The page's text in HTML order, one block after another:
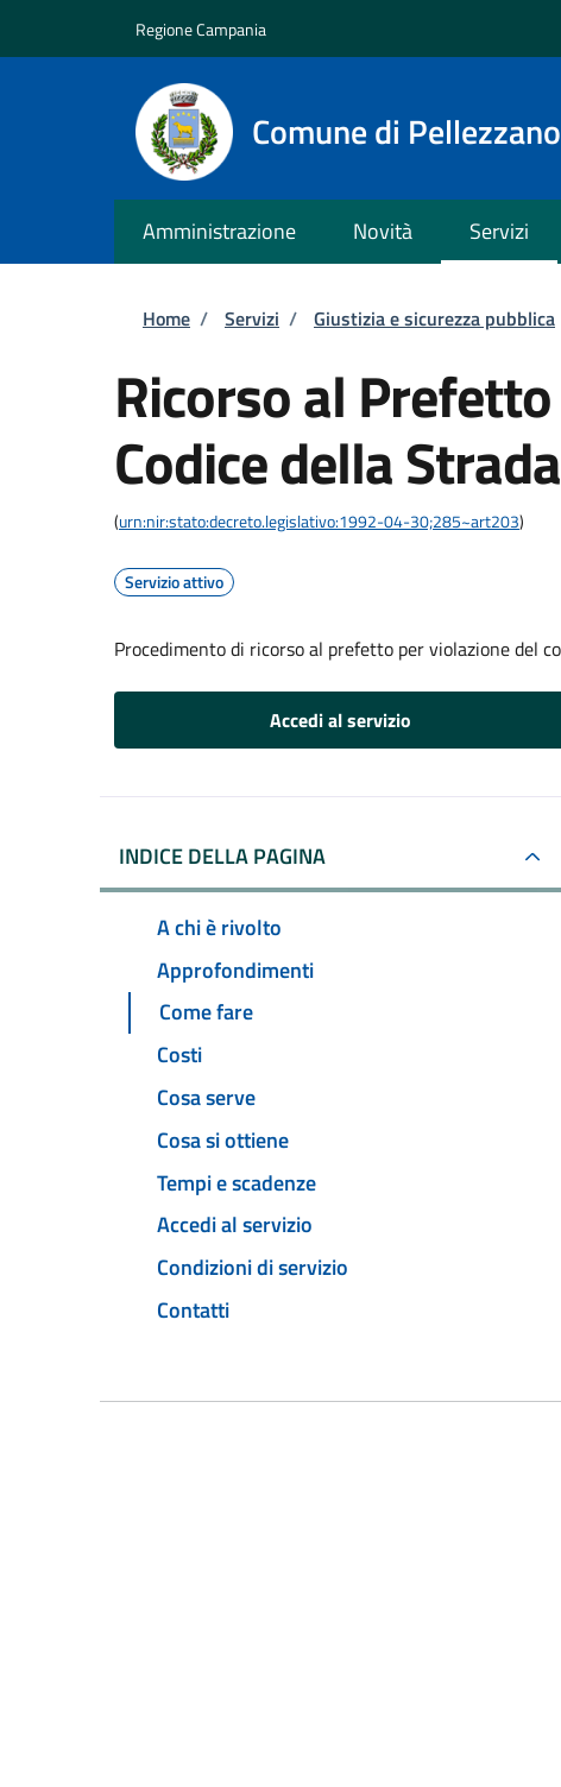
Regione Campania
Comune di Pellezzano
Amministrazione Novità Servizi
Briciole di pane
Home / Servizi / Giustizia e sicurezza pubblica
Ricorso al
Codice della Strada
(urn:nir:stato:decreto.legislativo:1992-04-30;285~art203)
Servizio attivo
Procedimento di ricorso al prefetto per violazione del
Accedi al servizio
INDICE DELLA PAGINA
A chi è rivolto
Approfondimenti
Come fare
Costi
Cosa serve
Cosa si ottiene
Tempi e scadenze
Accedi al servizio
Condizioni di servizio
Contatti